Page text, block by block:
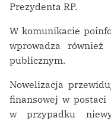
Prezydenta RP.
W komunikacie
wprowadza
publicznym.
Nowelizacja
finansowej w postaci
w przypadku